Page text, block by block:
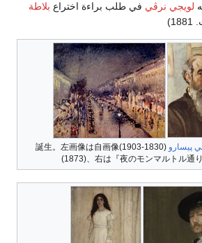
لويجي نرڤي في طلب براءة اختراع بلاطة
پيسارو
(1830-1903)誕生。左画像は自画像
(1873)、右は『夜のモンマルトル通